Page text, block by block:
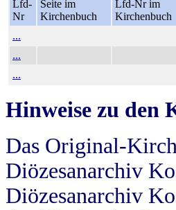
Lfd-
Nr
Seite im
Kirchenbuch
Lfd-Nr im
Kirchenbuch
...
...
...
Hinweise zu den
Das Original-
Diözesanarchiv
Diözesanarchiv